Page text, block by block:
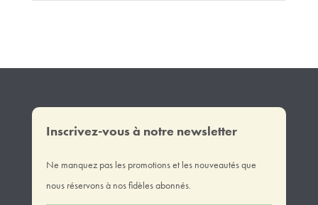
Inscrivez-vous à notre newsletter
Ne manquez pas les promotions et les nouveautés que
nous réservons à nos fidèles abonnés.